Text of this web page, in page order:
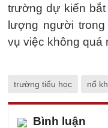
trường dự kiến
lượng người
vụ việc không quá
trường tiểu học nổ
Bình luận